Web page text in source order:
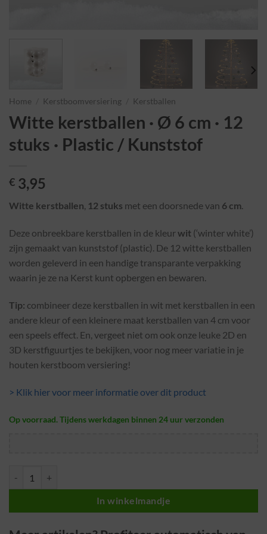
Home Kerstboomversiering Kerstballen
Witte kerstballen · Ø 6 cm · 12
stuks · Plastic / Kunststof
€ 3,95
Witte kerstballen, 12 stuks met een doorsnede van 6 cm.
Deze onbreekbare kerstballen in de kleurwit (‘winter white’)
zijn gemaakt van kunststof (plastic). De 12 witte kerstballen
worden geleverd in een handige transparante verpakking
waarin je ze na Kerst kunt opbergen en bewaren.
Tip: combineer deze kerstballen in wit met kerstballen in een
andere kleur of een kleinere maat kerstballen van 4 cm voor
een speels effect. En, vergeet niet om ook onze leuke 2D en
3D kerstfiguurtjes te bekijken, voor nog meer variatie in je
houten kerstboom versiering!
> Klik hier voor meer informatie over dit product
Op voorraad. Tijdens werkdagen binnen 24 uur verzonden
In winkelmandje